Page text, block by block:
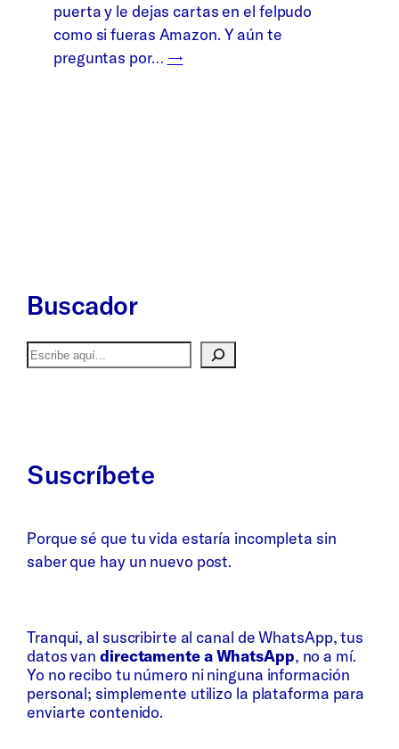
puerta y le dejas cartas en el felpudo
como si fueras Amazon. Y aún te
preguntas por… →
Buscador
Buscar
Suscríbete
Porque sé que tu vida estaría incompleta sin
saber que hay un nuevo post.
Tranqui, al suscribirte al canal de WhatsApp, tus
datos vandirectamente a WhatsApp, no a mí.
Yo no recibo tu número ni ninguna información
personal; simplemente utilizo la plataforma para
enviarte contenido.